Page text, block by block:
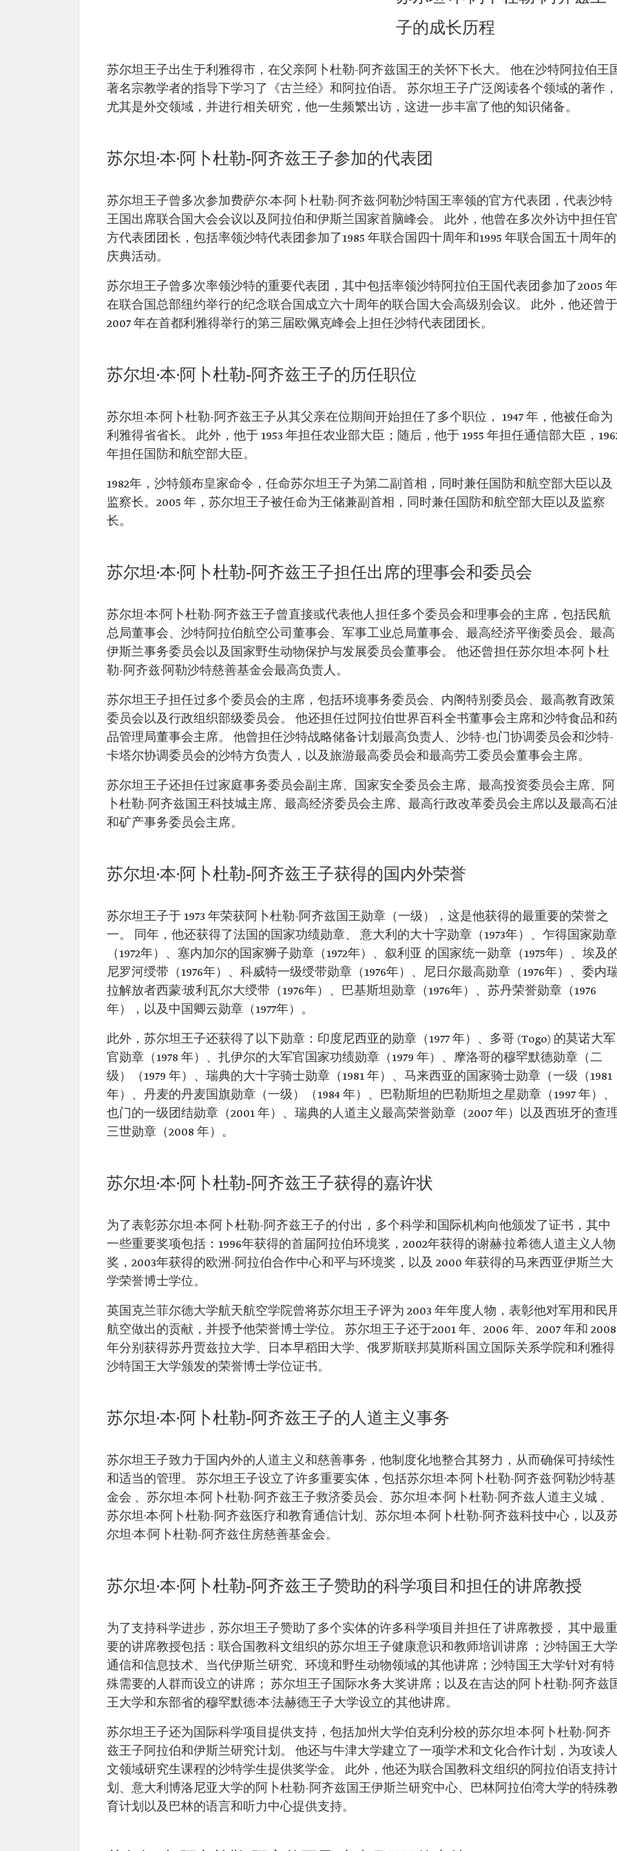
阿勒沙特王子。
出生时间：1931
年。
利雅得省省长。 农业部大臣、
交通部大臣、
国防和航空部大臣以及监察长、
第二副首相
曾获得的重要荣誉：
阿卜杜勒-阿齐兹国王勋章（一级）、
逝世时间：2011 年。
子的成长历程
苏尔坦王子出生于利雅得市，在父亲阿卜杜勒-阿齐兹国王的关怀下长大。 他在沙特阿拉伯王
著名宗教学者的指导下学习了《古兰经》和阿拉伯语。 苏尔坦王子广泛阅读各个领域的著作，
尤其是外交领域，并进行相关研究，他一生频繁出访，这进一步丰富了他的知识储备。
苏尔坦·本·阿卜杜勒-阿齐兹王子参加的代表团
苏尔坦王子曾多次参加费萨尔·本·阿卜杜勒-阿齐兹·阿勒沙特国王率领的官方代表团，代表沙特
王国出席联合国大会会议以及阿拉伯和伊斯兰国家首脑峰会。 此外，他曾在多次外访中担任官
方代表团团长，包括率领沙特代表团参加了1985 年联合国四十周年和1995 年联合国五十周年的
庆典活动。
苏尔坦王子曾多次率领沙特的重要代表团，其中包括率领沙特阿拉伯王国代表团参加了2005 年
在联合国总部纽约举行的纪念联合国成立六十周年的联合国大会高级别会议。 此外，他还曾于
2007 年在首都利雅得举行的第三届欧佩克峰会上担任沙特代表团团长。
苏尔坦·本·阿卜杜勒-阿齐兹王子的历任职位
苏尔坦·本·阿卜杜勒-阿齐兹王子从其父亲在位期间开始担任了多个职位， 1947 年，他被任命为
利雅得省省长。 此外，他于 1953 年担任农业部大臣；随后，他于 1955 年担任通信部大臣，
年担任国防和航空部大臣。
1982年，沙特颁布皇家命令，任命苏尔坦王子为第二副首相，同时兼任国防和航空部大臣以及
监察长。2005 年，苏尔坦王子被任命为王储兼副首相，同时兼任国防和航空部大臣以及监察
长。
苏尔坦·本·阿卜杜勒-阿齐兹王子担任出席的理事会和委员会
苏尔坦·本·阿卜杜勒-阿齐兹王子曾直接或代表他人担任多个委员会和理事会的主席，包括民航
总局董事会、沙特阿拉伯航空公司董事会、军事工业总局董事会、最高经济平衡委员会、最高
伊斯兰事务委员会以及国家野生动物保护与发展委员会董事会。 他还曾担任苏尔坦·本·阿卜杜
勒-阿齐兹·阿勒沙特慈善基金会最高负责人。
苏尔坦王子担任过多个委员会的主席，包括环境事务委员会、内阁特别委员会、最高教育政策
委员会以及行政组织部级委员会。 他还担任过阿拉伯世界百科全书董事会主席和沙特食品和药
品管理局董事会主席。 他曾担任沙特战略储备计划最高负责人、沙特-也门协调委员会和沙特-
卡塔尔协调委员会的沙特方负责人，以及旅游最高委员会和最高劳工委员会董事会主席。
苏尔坦王子还担任过家庭事务委员会副主席、国家安全委员会主席、最高投资委员会主席、阿
卜杜勒-阿齐兹国王科技城主席、最高经济委员会主席、最高行政改革委员会主席以及最高石
和矿产事务委员会主席。
苏尔坦·本·阿卜杜勒-阿齐兹王子获得的国内外荣誉
苏尔坦王子于 1973 年荣获阿卜杜勒-阿齐兹国王勋章（一级），这是他获得的最重要的荣誉之
一。 同年，他还获得了法国的国家功绩勋章、 意大利的大十字勋章（1973年）、乍得国家勋章
（1972年）、塞内加尔的国家狮子勋章（1972年）、叙利亚 的国家统一勋章（1975年）、埃及
尼罗河绶带（1976年）、科威特一级绶带勋章（1976年）、尼日尔最高勋章（1976年）、委内
拉解放者西蒙·玻利瓦尔大绶带（1976年）、巴基斯坦勋章（1976年）、苏丹荣誉勋章（1976
年），以及中国卿云勋章（1977年）。
此外，苏尔坦王子还获得了以下勋章：印度尼西亚的勋章（1977 年）、多哥 (Togo) 的莫诺大军
官勋章（1978 年）、扎伊尔的大军官国家功绩勋章（1979 年）、摩洛哥的穆罕默德勋章（二
级）（1979 年）、瑞典的大十字骑士勋章（1981 年）、马来西亚的国家骑士勋章（一级（1981
年）、丹麦的丹麦国旗勋章（一级）（1984 年）、巴勒斯坦的巴勒斯坦之星勋章（1997 年）、
也门的一级团结勋章（2001 年）、瑞典的人道主义最高荣誉勋章（2007 年）以及西班牙的查
三世勋章（2008 年）。
苏尔坦·本·阿卜杜勒-阿齐兹王子获得的嘉许状
为了表彰苏尔坦·本·阿卜杜勒-阿齐兹王子的付出，多个科学和国际机构向他颁发了证书，其中
一些重要奖项包括：1996年获得的首届阿拉伯环境奖，2002年获得的谢赫·拉希德人道主义人物
奖，2003年获得的欧洲-阿拉伯合作中心和平与环境奖，以及 2000 年获得的马来西亚伊斯兰大
学荣誉博士学位。
英国克兰菲尔德大学航天航空学院曾将苏尔坦王子评为 2003 年年度人物，表彰他对军用和民
航空做出的贡献，并授予他荣誉博士学位。 苏尔坦王子还于2001 年、2006 年、2007 年和 2008
年分别获得苏丹贾兹拉大学、日本早稻田大学、俄罗斯联邦莫斯科国立国际关系学院和利雅得
沙特国王大学颁发的荣誉博士学位证书。
苏尔坦·本·阿卜杜勒-阿齐兹王子的人道主义事务
苏尔坦王子致力于国内外的人道主义和慈善事务，他制度化地整合其努力，从而确保可持续性
和适当的管理。 苏尔坦王子设立了许多重要实体，包括苏尔坦·本·阿卜杜勒-阿齐兹·阿勒沙特基
金会 、苏尔坦·本·阿卜杜勒-阿齐兹王子救济委员会、苏尔坦·本·阿卜杜勒-阿齐兹人道主义城 、‏
苏尔坦·本·阿卜杜勒-阿齐兹医疗和教育通信计划、苏尔坦·本·阿卜杜勒-阿齐兹科技中心，以及
尔坦·本·阿卜杜勒-阿齐兹住房慈善基金会。
苏尔坦·本·阿卜杜勒-阿齐兹王子赞助的科学项目和担任的讲席教授
为了支持科学进步，苏尔坦王子赞助了多个实体的许多科学项目并担任了讲席教授， 其中最重
要的讲席教授包括：联合国教科文组织的苏尔坦王子健康意识和教师培训讲席 ；沙特国王大学
通信和信息技术、当代伊斯兰研究、环境和野生动物领域的其他讲席；沙特国王大学针对有特
殊需要的人群而设立的讲席； 苏尔坦王子国际水务大奖讲席；以及在吉达的阿卜杜勒-阿齐兹
王大学和东部省的穆罕默德·本·法赫德王子大学设立的其他讲席。
苏尔坦王子还为国际科学项目提供支持，包括加州大学伯克利分校的苏尔坦·本·阿卜杜勒-阿齐
兹王子阿拉伯和伊斯兰研究计划。 他还与牛津大学建立了一项学术和文化合作计划，为攻读人
文领域研究生课程的沙特学生提供奖学金。 此外，他还为联合国教科文组织的阿拉伯语支持计
划、意大利博洛尼亚大学的阿卜杜勒-阿齐兹国王伊斯兰研究中心、巴林阿拉伯湾大学的特殊
育计划以及巴林的语言和听力中心提供支持。